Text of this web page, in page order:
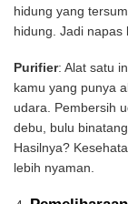
hidung yang
hidung. Jadi napas
Purifier: Alat satu
kamu yang punya
udara. Pembersih
debu, bulu
Hasilnya?
lebih nyaman.